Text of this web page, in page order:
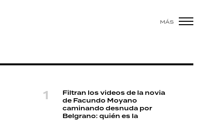
MÁS
Filtran los videos de la novia
de Facundo Moyano
caminando desnuda por
Belgrano: quién es la